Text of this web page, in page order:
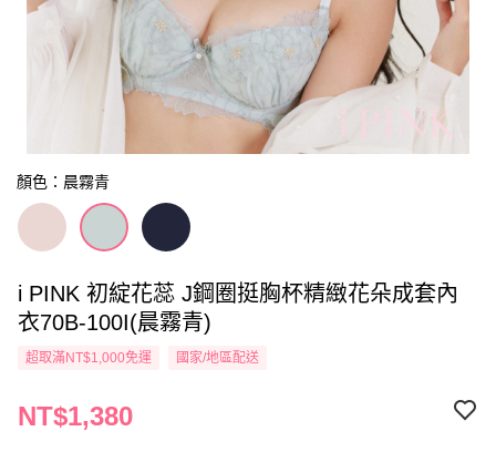
顏色：晨霧青
i PINK 初綻花蕊 J鋼圈挺胸杯精緻花朵成套內
衣70B-100I(晨霧青)
超取滿NT$1,000免運 國家/地區配送
NT$1,380